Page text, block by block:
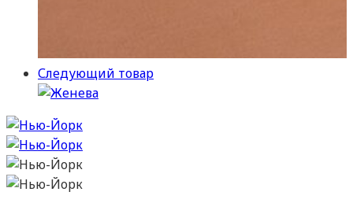
Следующий товар